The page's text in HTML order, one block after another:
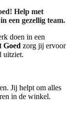
Help met
een gezellig team.
doen in een
Goed zorg jij ervoor
uitziet.
Jij helpt om alles
in de winkel.